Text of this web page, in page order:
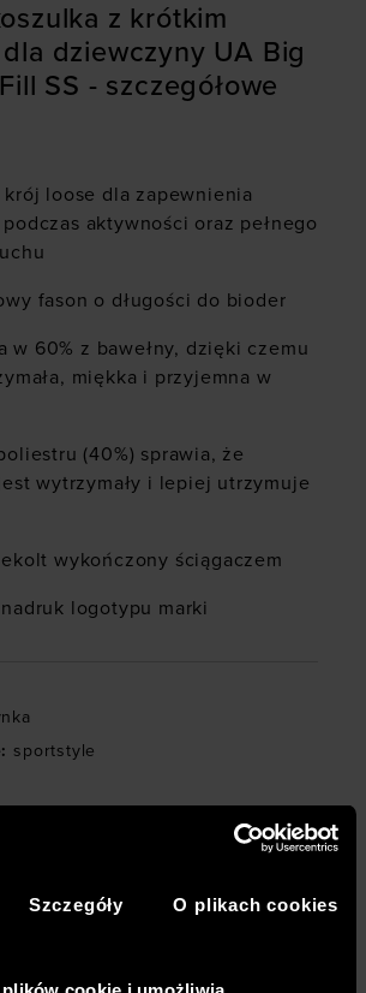
Szczegóły O plikach cookies
z krótkim
dziewczyny UA Big
SS - szczegółowe
krój loose dla zapewnienia
aktywności oraz pełnego
fason o długości do bioder
w 60% z bawełny, dzięki czemu
miękka i przyjemna w
(40%) sprawia, że
wytrzymały i lepiej utrzymuje
wykończony ściągaczem
logotypu marki
: sportstyle